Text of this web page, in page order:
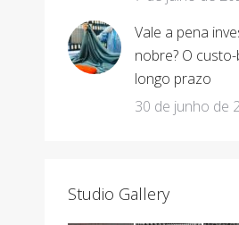
Vale a pena
nobre? O
longo prazo
30 de junho de
Studio Gallery